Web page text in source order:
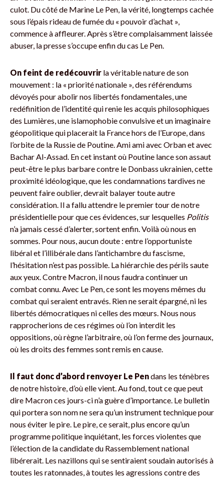
culot. Du côté de Marine Le Pen, la vérité, longtemps cachée
sous l’épais rideau de fumée du « pouvoir d’achat »,
commence à affleurer. Après s’être complaisamment laissée
abuser, la presse s’occupe enfin du cas Le Pen.
On feint de redécouvrir la véritable nature de son
mouvement : la « priorité nationale », des référendums
dévoyés pour abolir nos libertés fondamentales, une
redéfinition de l’identité qui renie les acquis philosophiques
des Lumières, une islamophobie convulsive et un imaginaire
géopolitique qui placerait la France hors de l’Europe, dans
l’orbite de la Russie de Poutine. Ami ami avec Orban et avec
Bachar Al-Assad. En cet instant où Poutine lance son assaut
peut-être le plus barbare contre le Donbass ukrainien, cette
proximité idéologique, que les condamnations tardives ne
peuvent faire oublier, devrait balayer toute autre
considération. Il a fallu attendre le premier tour de notre
présidentielle pour que ces évidences, sur lesquelles Politis
n’a jamais cessé d’alerter, sortent enfin. Voilà où nous en
sommes. Pour nous, aucun doute : entre l’opportuniste
libéral et l’illibérale dans l’antichambre du fascisme,
l’hésitation n’est pas possible. La hiérarchie des périls saute
aux yeux. Contre Macron, il nous faudra continuer un
combat connu. Avec Le Pen, ce sont les moyens mêmes du
combat qui seraient entravés. Rien ne serait épargné, ni les
libertés démocratiques ni celles des mœurs. Nous nous
rapprocherions de ces régimes où l’on interdit les
oppositions, où règne l’arbitraire, où l’on ferme des journaux,
où les droits des femmes sont remis en cause.
Il faut donc d’abord renvoyer Le Pendans les ténèbres
de notre histoire, d’où elle vient. Au fond, tout ce que peut
dire Macron ces jours-ci n’a guère d’importance. Le bulletin
qui portera son nom ne sera qu’un instrument technique pour
nous éviter le pire. Le pire, ce serait, plus encore qu’un
programme politique inquiétant, les forces violentes que
l’élection de la candidate du Rassemblement national
libérerait. Les nazillons qui se sentiraient soudain autorisés à
toutes les ratonnades, à toutes les agressions contre des